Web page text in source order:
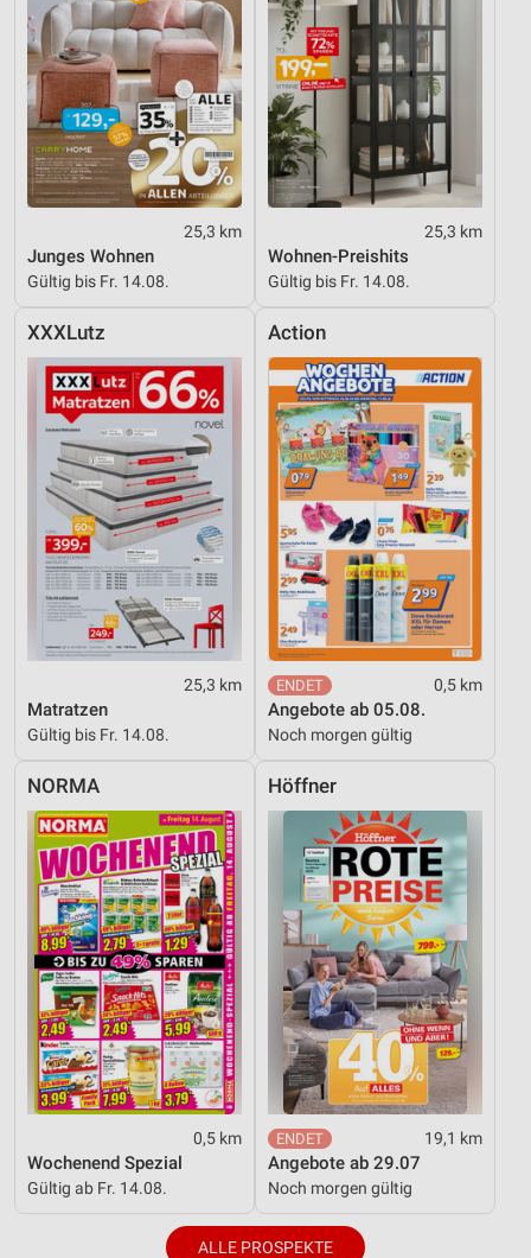
25,3 km
Junges Wohnen
Gültig bis Fr. 14.08.
25,3 km
Wohnen-Preishits
Gültig bis Fr. 14.08.
XXXLutz
25,3 km
Matratzen
Gültig bis Fr. 14.08.
Action
0,5 km
Angebote ab 05.08.
Noch morgen gültig
NORMA
0,5 km
Wochenend Spezial
Gültig ab Fr. 14.08.
Höffner
19,1 km
Angebote ab 29.07
Noch morgen gültig
ALLE PROSPEKTE